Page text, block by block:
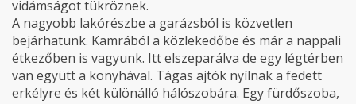
vidámságot tükröznek.
A nagyobb lakórészbe a garázsból is közvetlen
bejárhatunk. Kamrából a közlekedőbe és már a nappali
étkezőben is vagyunk. Itt elszeparálva de egy légtérben
van együtt a konyhával. Tágas ajtók nyílnak a fedett
erkélyre és két különálló hálószobára. Egy fürdőszoba,